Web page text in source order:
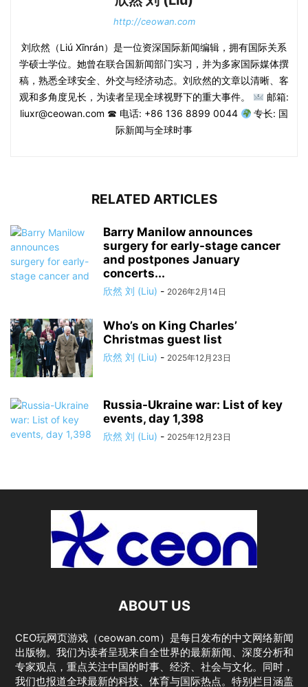
http://ceowan.com
刘欣然（Liú Xīnrán）是一位资深国际新闻编辑，拥有国际关系
学硕士学位。她曾在联合国新闻部门实习，并为多家国际媒体撰
稿，熟悉全球安全、外交与经济动态。刘欣然的文章以清晰、客
观和多角度见长，为读者呈现全球视野下的重大事件。
邮箱:
liuxr@ceowan.com ☎ 电话: +86 136 8899 0044
专长: 国
际新闻与全球时事
RELATED ARTICLES
Barry Manilow announces
surgery for early-stage cancer
and postpones January
concerts...
欣然 刘 (Liu) - 2026年2月14日
Who’s on King Charles’
Christmas guest list
欣然 刘 (Liu) - 2025年12月23日
Russia-Ukraine war: List of key
events, day 1,398
欣然 刘 (Liu) - 2025年12月23日
ABOUT US
CEO玩网页游戏（ceowan.com）是每日发布的中文网络新闻
出版物。我们为读者呈现来自全世界的最新新闻、深度分析和
专家观点，重点关注中国的时事、经济、社会与文化。同时，
我们也报道全球最新的科技、体育与国际热点。特别栏目涵盖